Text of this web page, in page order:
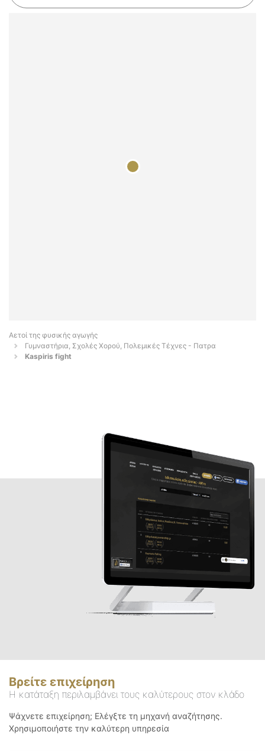
Αετοί της φυσικής αγωγής
Γυμναστήρια, Σχολές Χορού, Πολεμικές Τέχνες - Πατρα
Kaspiris fight
Βρείτε επιχείρηση
Η κατάταξη περιλαμβάνει τους καλύτερους στον κλάδο
Ψάχνετε επιχείρηση; Ελέγξτε τη μηχανή αναζήτησης.
Χρησιμοποιήστε την καλύτερη υπηρεσία